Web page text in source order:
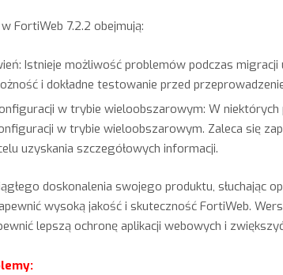
w FortiWeb 7.2.2 obejmują:
Istnieje możliwość problemów podczas
i dokładne testowanie przed
w trybie wieloobszarowym: W
w trybie wieloobszarowym. Zaleca się
uzyskania szczegółowych informacji.
doskonalenia swojego produktu, słuchając
wysoką jakość i skuteczność FortiWeb.
lepszą ochronę aplikacji webowych i